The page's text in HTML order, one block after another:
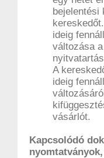
bejelentési
ideig
változása
A
ideig
vásárlót.
Kapcsolódó